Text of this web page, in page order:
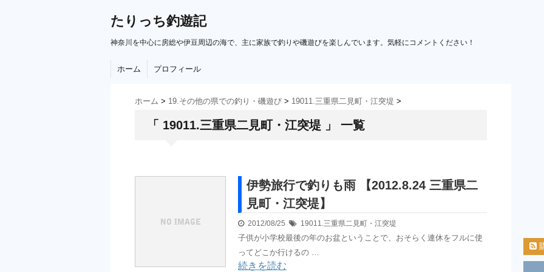
たりっち釣遊記
神奈川を中心に房総や伊豆周辺の海で、主に家族で釣りや磯遊びを楽しんでいます。気軽にコメントください！
ホーム プロフィール
ホーム > 19.その他の県での釣り・磯遊び > 19011.三重県二見町・江突堤 >
「 19011.三重県二見町・江突堤 」 一覧
伊勢旅行で釣りも雨 【2012.8.24 三重県二
見町・江突堤】
2012/08/25 19011.三重県二見町・江突堤
子供が小学校最後の年のお盆ということで、おそらく連休をフルに使
ってどこか行けるの …
続きを読む